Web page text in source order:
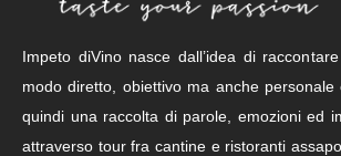
Impeto diVino nasce dall’idea di
modo diretto, obiettivo ma anche personale
quindi una raccolta di parole, emozioni ed
attraverso tour fra cantine e ristoranti